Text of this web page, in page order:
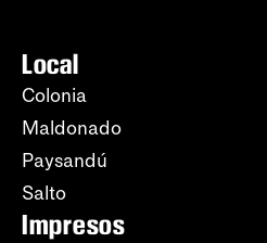
Local
Colonia
Maldonado
Paysandú
Salto
Impresos